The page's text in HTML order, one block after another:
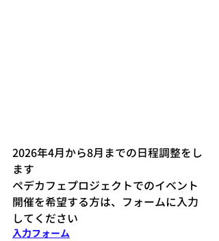
2026年4月から8月までの日程調整をし
ます
ペデカフェプロジェクトでのイベント
開催を希望する方は、フォームに入力
してください
​入力フォーム